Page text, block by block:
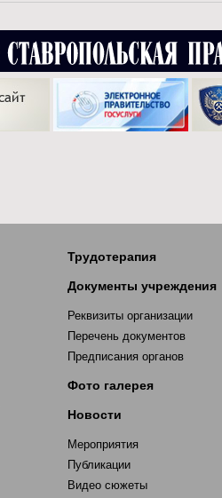
Трудотерапия
Документы учреждения
Реквизиты организации
Перечень документов
Предписания органов
Фото галерея
Новости
Мероприятия
Публикации
Видео сюжеты